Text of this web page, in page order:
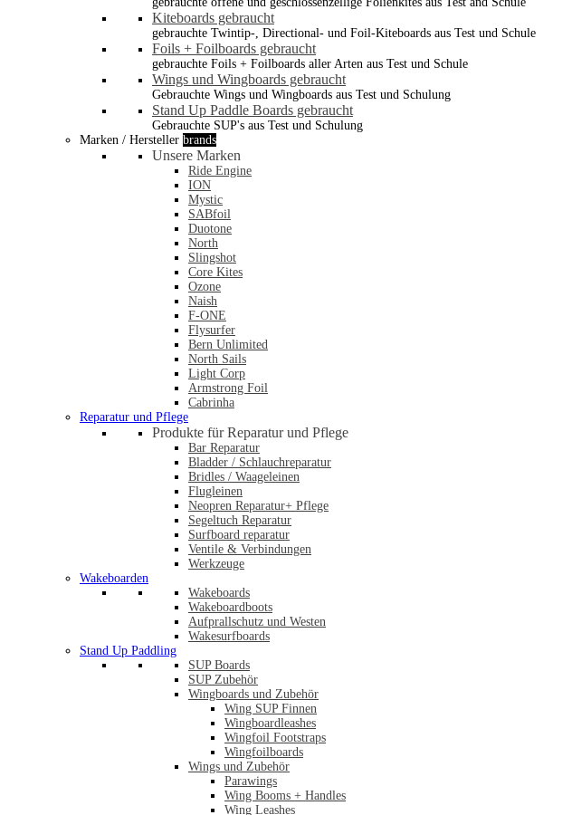
Kiteboards gebraucht
gebrauchte Twintip-, Directional- und Foil-Kiteboards aus Test und Schule
Foils + Foilboards gebraucht
gebrauchte Foils + Foilboards aller Arten aus Test und Schule
Wings und Wingboards gebraucht
Gebrauchte Wings und Wingboards aus Test und Schulung
Stand Up Paddle Boards gebraucht
Gebrauchte SUP's aus Test und Schulung
Marken / Hersteller brands
Unsere Marken
Ride Engine
ION
Mystic
SABfoil
Duotone
North
Slingshot
Core Kites
Ozone
Naish
F-ONE
Flysurfer
Bern Unlimited
North Sails
Light Corp
Armstrong Foil
Cabrinha
Reparatur und Pflege
Produkte für Reparatur und Pflege
Bar Reparatur
Bladder / Schlauchreparatur
Bridles / Waageleinen
Flugleinen
Neopren Reparatur+ Pflege
Segeltuch Reparatur
Surfboard reparatur
Ventile & Verbindungen
Werkzeuge
Wakeboarden
Wakeboards
Wakeboardboots
Aufprallschutz und Westen
Wakesurfboards
Stand Up Paddling
SUP Boards
SUP Zubehör
Wingboards und Zubehör
Wing SUP Finnen
Wingboardleashes
Wingfoil Footstraps
Wingfoilboards
Wings und Zubehör
Parawings
Wing Booms + Handles
Wing Leashes